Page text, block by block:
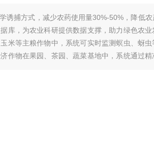
诱捕方式，减少农药使用量30%-50%，降低农
库，为农业科研提供数据支撑，助力绿色农业
米等主粮作物中，系统可实时监测螟虫、蚜虫
作物在果园、茶园、蔬菜基地中，系统通过精